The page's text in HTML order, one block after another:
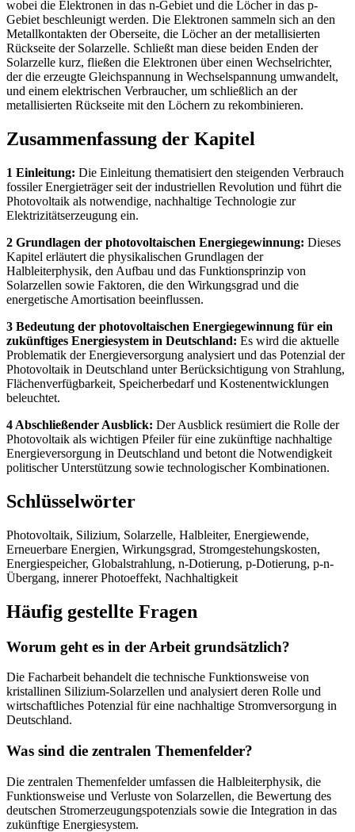
wobei die Elektronen in das n-Gebiet und die Löcher in das p-
Gebiet beschleunigt werden. Die Elektronen sammeln sich an den
Metallkontakten der Oberseite, die Löcher an der metallisierten
Rückseite der Solarzelle. Schließt man diese beiden Enden der
Solarzelle kurz, fließen die Elektronen über einen Wechselrichter,
der die erzeugte Gleichspannung in Wechselspannung umwandelt,
und einem elektrischen Verbraucher, um schließlich an der
metallisierten Rückseite mit den Löchern zu rekombinieren.
Zusammenfassung der Kapitel
1 Einleitung: Die Einleitung thematisiert den steigenden Verbrauch
fossiler Energieträger seit der industriellen Revolution und führt die
Photovoltaik als notwendige, nachhaltige Technologie zur
Elektrizitätserzeugung ein.
2 Grundlagen der photovoltaischen Energiegewinnung: Dieses
Kapitel erläutert die physikalischen Grundlagen der
Halbleiterphysik, den Aufbau und das Funktionsprinzip von
Solarzellen sowie Faktoren, die den Wirkungsgrad und die
energetische Amortisation beeinflussen.
3 Bedeutung der photovoltaischen Energiegewinnung für ein
zukünftiges Energiesystem in Deutschland: Es wird die aktuelle
Problematik der Energieversorgung analysiert und das Potenzial der
Photovoltaik in Deutschland unter Berücksichtigung von Strahlung,
Flächenverfügbarkeit, Speicherbedarf und Kostenentwicklungen
beleuchtet.
4 Abschließender Ausblick: Der Ausblick resümiert die Rolle der
Photovoltaik als wichtigen Pfeiler für eine zukünftige nachhaltige
Energieversorgung in Deutschland und betont die Notwendigkeit
politischer Unterstützung sowie technologischer Kombinationen.
Schlüsselwörter
Photovoltaik, Silizium, Solarzelle, Halbleiter, Energiewende,
Erneuerbare Energien, Wirkungsgrad, Stromgestehungskosten,
Energiespeicher, Globalstrahlung, n-Dotierung, p-Dotierung, p-n-
Übergang, innerer Photoeffekt, Nachhaltigkeit
Häufig gestellte Fragen
Worum geht es in der Arbeit grundsätzlich?
Die Facharbeit behandelt die technische Funktionsweise von
kristallinen Silizium-Solarzellen und analysiert deren Rolle und
wirtschaftliches Potenzial für eine nachhaltige Stromversorgung in
Deutschland.
Was sind die zentralen Themenfelder?
Die zentralen Themenfelder umfassen die Halbleiterphysik, die
Funktionsweise und Verluste von Solarzellen, die Bewertung des
deutschen Stromerzeugungspotenzials sowie die Integration in das
zukünftige Energiesystem.